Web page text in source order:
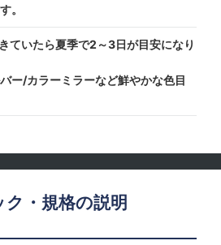
。
ていたら夏季で2～3日が目安になり
ー/カラーミラーなど鮮やかな色目
ク・規格の説明